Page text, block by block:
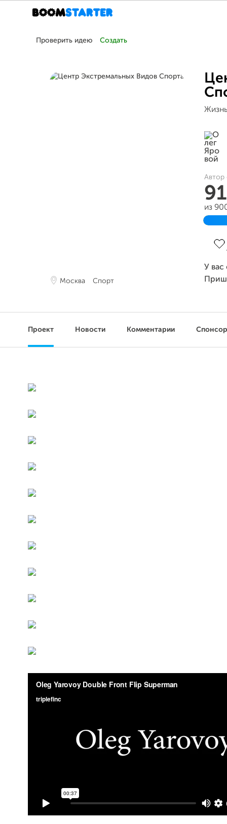
Проверить идею Создать
Москва Спорт
Автор
из
У вас
Проект Новости Комментарии